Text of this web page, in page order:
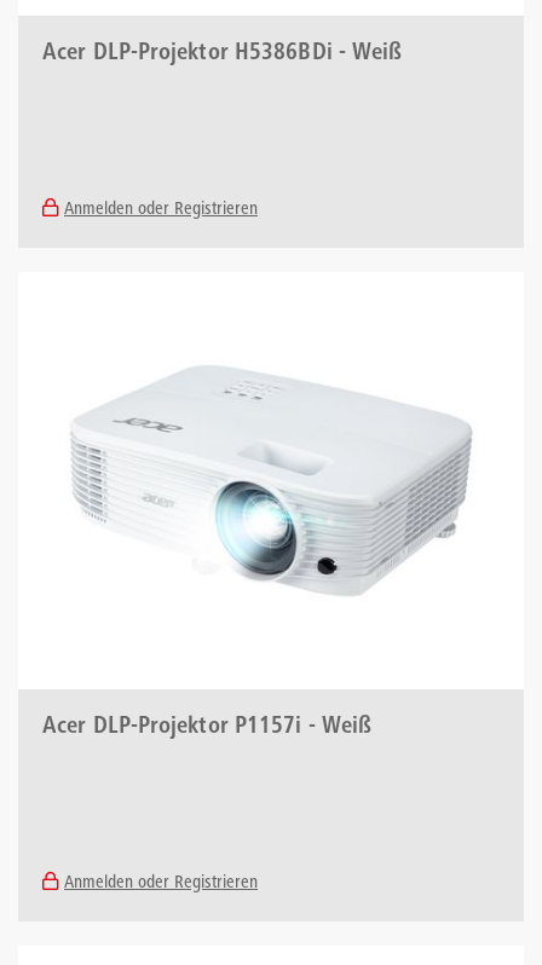
Acer DLP-Projektor H5386BDi - Weiß
Anmelden oder Registrieren
Acer DLP-Projektor P1157i - Weiß
Anmelden oder Registrieren